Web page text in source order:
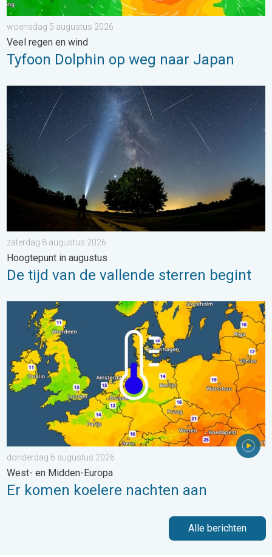
woensdag 5 augustus 2026
Veel regen en wind
Tyfoon Dolphin op weg naar Japan
De tijd van de vallende sterren begint. Hoogtepunt in
zaterdag 8 augustus 2026
Hoogtepunt in augustus
De tijd van de vallende sterren begint
Er komen koelere nachten aan. West- en Midden-Europa. . .
donderdag 6 augustus 2026
West- en Midden-Europa
Er komen koelere nachten aan
Alle berichten